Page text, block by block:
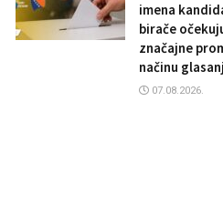
imena
birače
značajne
načinu
07.08.2026.